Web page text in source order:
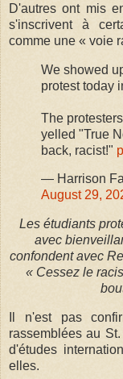
D'autres ont mis
s'inscrivent à
comme une « voie
We showed
protest today
The
yelled "True
back, racist!"
— Harrison
August 29,
Les étudiants
avec
confondent avec
« Cessez le
Il n'est pas
rassemblées au
d'études
elles.